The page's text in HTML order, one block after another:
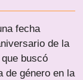
fecha
de la
buscó
de género en la